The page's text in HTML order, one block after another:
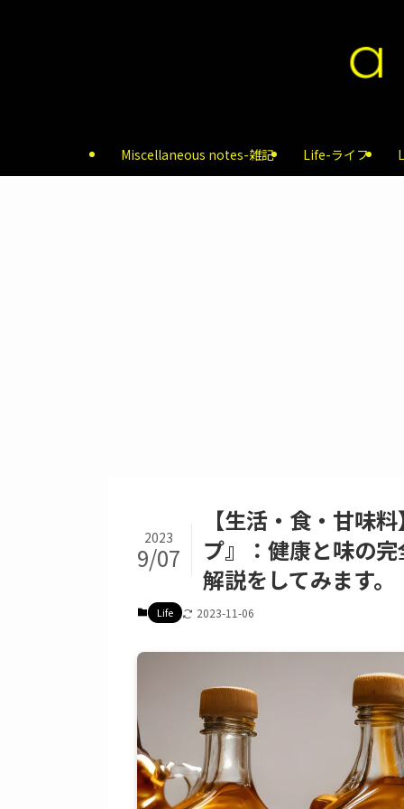
Miscellaneous notes-雑記 Life-ライフ
【生活・食・甘味
プ』：健康と味の
解説をしてみます。
2023
9/07
Life 2023-11-06